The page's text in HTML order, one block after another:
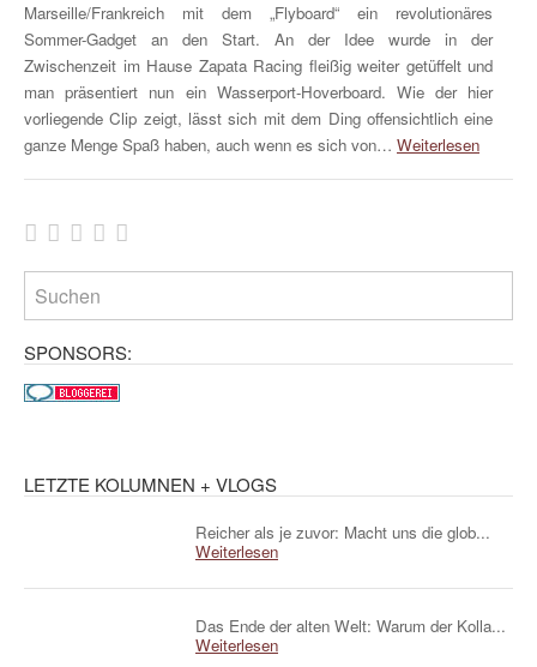
Marseille/Frankreich mit dem „Flyboard“ ein revolutionäres
Sommer-Gadget an den Start. An der Idee wurde in der
Zwischenzeit im Hause Zapata Racing fleißig weiter getüffelt und
man präsentiert nun ein Wasserport-Hoverboard. Wie der hier
vorliegende Clip zeigt, lässt sich mit dem Ding offensichtlich eine
ganze Menge Spaß haben, auch wenn es sich von… Weiterlesen
SPONSORS:
LETZTE KOLUMNEN + VLOGS
Reicher als je zuvor: Macht uns die glob...
Weiterlesen
Das Ende der alten Welt: Warum der Kolla...
Weiterlesen